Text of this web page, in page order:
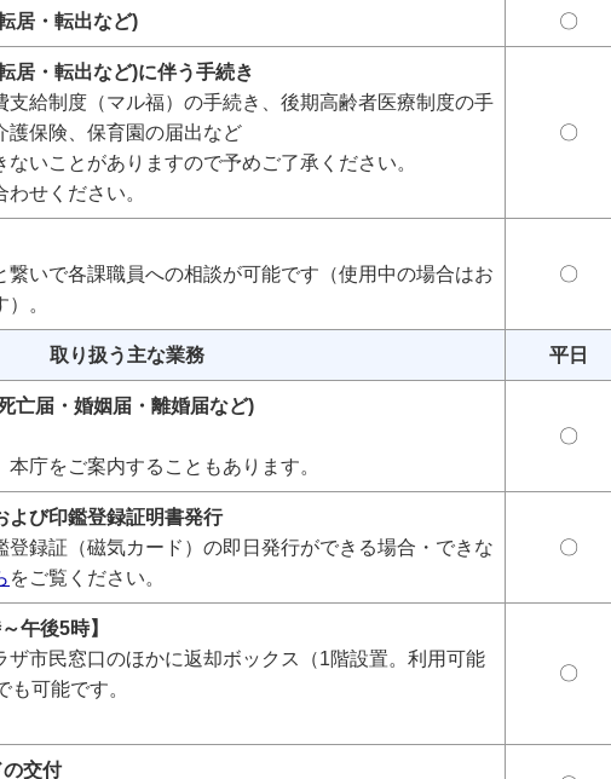
居・転出など) 〇
居・転出など)に伴う手続き
支給制度（マル福）の手続き、後期高齢者医療制度の手
護保険、保育園の届出など
いことがありますので予めご了承ください。
せください。
〇
繋いで各課職員への相談が可能です（使用中の場合はお
。
〇
取り扱う主な業務 平日
亡届・婚姻届・離婚届など)
庁をご案内することもあります。
〇
よび印鑑登録証明書発行
登録証（磁気カード）の即日発行ができる場合・できな
をご覧ください。
〇
午後5時】
ザ市民窓口のほかに返却ボックス（1階設置。利用可能
可能です。
〇
交付